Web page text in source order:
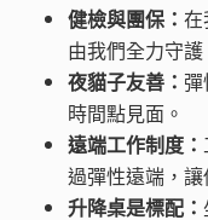
健檢與團保： 在
由我們全力守護
夜貓子友善： 彈
時間點見面。
遠端工作制度：
過彈性遠端，讓
升降桌是標配：